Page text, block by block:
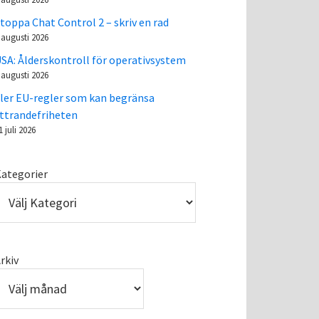
Chat Control 2 – skriv en rad
2026
Ålderskontroll för operativsystem
2026
EU-regler som kan begränsa
juli 2026